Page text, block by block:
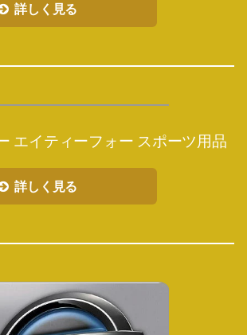
詳しく見る
エイティーフォー スポーツ用品
詳しく見る